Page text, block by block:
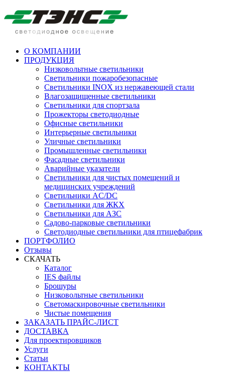
О КОМПАНИИ
ПРОДУКЦИЯ
Низковольтные светильники
Cветильники пожаробезопасные
Светильники INOX из нержавеющей стали
Влагозащищенные светильники
Светильники для спортзала
Прожекторы светодиодные
Офисные светильники
Интерьерные светильники
Уличные светильники
Промышленные светильники
Фасадные светильники
Аварийные указатели
Светильники для чистых помещений и
медицинских учреждений
Светильники AC/DC
Светильники для ЖКХ
Светильники для АЗС
Садово-парковые светильники
Светодиодные светильники для птицефабрик
ПОРТФОЛИО
Отзывы
СКАЧАТЬ
Каталог
IES файлы
Брошуры
Низковольтные светильники
Светомаскировочные светильники
Чистые помещения
ЗАКАЗАТЬ ПРАЙС-ЛИСТ
ДОСТАВКА
Для проектировщиков
Услуги
Статьи
КОНТАКТЫ